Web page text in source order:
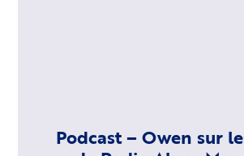
Podcast – Owen sur